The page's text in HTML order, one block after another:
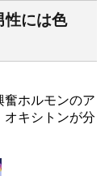
性には色
奮ホルモンのア
オキシトンが分